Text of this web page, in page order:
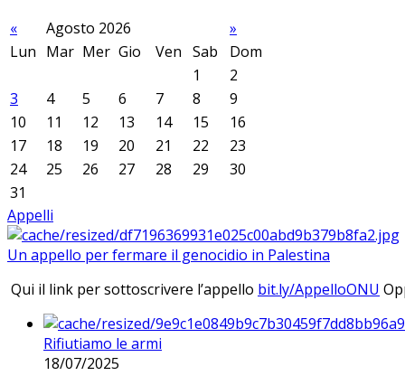
« Agosto 2026
»
Lun Mar Mer Gio Ven Sab
Dom
1
2
3
4 5 6 7 8
9
10
11 12 13 14 15
16
17
18 19 20 21 22
23
24
25 26 27 28 29
30
31
Appelli
Un appello per fermare il genocidio in Palestina
Qui il link per sottoscrivere l’appello bit.ly/AppelloONU
Rifiutiamo le armi
18/07/2025